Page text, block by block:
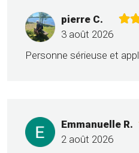
pierre C.
3 août 2026
Personne sérieuse et
Emmanuelle R.
2 août 2026